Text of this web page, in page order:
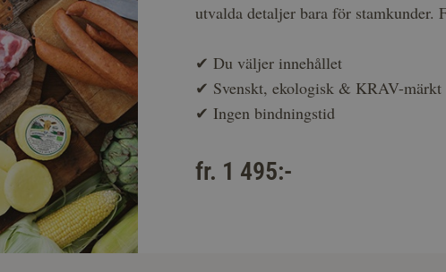
utvalda detaljer bara för stamkunder.
✔ Du väljer innehållet
✔ Svenskt, ekologisk & KRAV-märkt
✔ Ingen bindningstid
fr. 1 495:-